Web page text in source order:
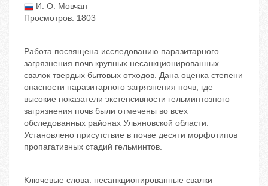
И. О. Мовчан
Просмотров: 1803
Работа посвящена исследованию паразитарного
загрязнения почв крупных несанкционированных
свалок твердых бытовых отходов. Дана оценка степени
опасности паразитарного загрязнения почв, где
высокие показатели экстенсивности гельминтозного
загрязнения почв были отмечены во всех
обследованных районах Ульяновской области.
Установлено присутствие в почве десяти морфотипов
пропагативных стадий гельминтов.
Ключевые слова: несанкционированные свалки